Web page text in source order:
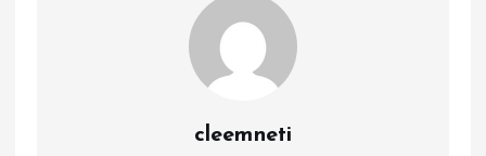
cleemneti